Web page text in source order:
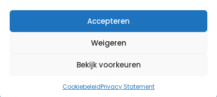
Accepteren
Weigeren
Bekijk voorkeuren
CookiebeleidPrivacy Statement
© MeerRadio 2025